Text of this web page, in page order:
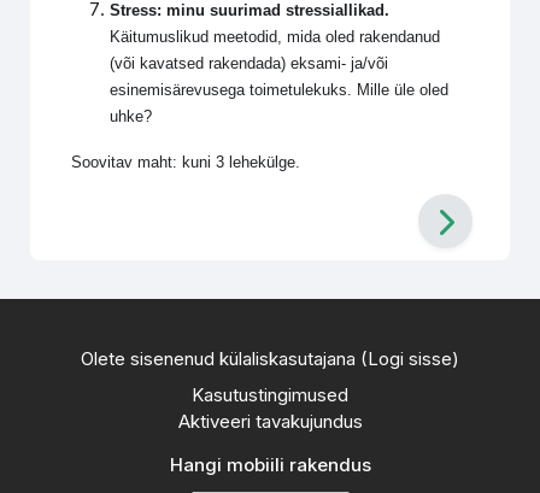
Stress: minu suurimad stressiallikad.
Käitumuslikud meetodid, mida oled rakendanud
(või kavatsed rakendada) eksami- ja/või
esinemisärevusega toimetulekuks. Mille üle oled
uhke?
Soovitav maht: kuni 3 lehekülge.
Olete sisenenud külaliskasutajana (Logi sisse)
Kasutustingimused
Aktiveeri tavakujundus
Hangi mobiili rakendus